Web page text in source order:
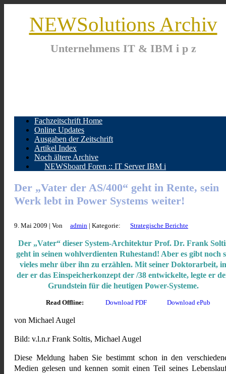
NEWSolutions Archiv
Unternehmens IT & IBM i p z
Fachzeitschrift Home
Online Updates
Ausgaben der Zeitschrift
Artikel Index
Noch ältere Archive
NEWSboard Foren :: IT Server IBM i
Der „Vater der AS/400“ geht in Rente, sein
Werk lebt in Power Systems weiter!
9. Mai 2009 | Von admin | Kategorie: Strategische Berichte
Der „Vater“ dieser System-Architektur Prof. Dr. Frank
geht in seinen wohlverdienten Ruhestand! Aber es gibt noch
vieles mehr über ihn zu erzählen. Mit seiner Doktorarbeit, in
der er das Einspeicherkonzept der /38 entwickelte, legte er
Grundstein für die heutigen Power-Systeme.
Read Offline: Download PDF Download ePub
von Michael Augel
Bild: v.l.n.r Frank Soltis, Michael Augel
Diese Meldung haben Sie bestimmt schon in den
Medien gelesen und kennen somit einen Teil seines